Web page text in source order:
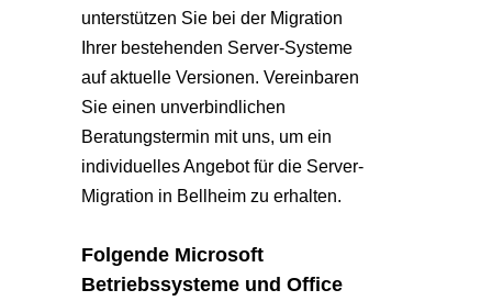
unterstützen Sie bei der Migration
Ihrer bestehenden Server-Systeme
auf aktuelle Versionen. Vereinbaren
Sie einen unverbindlichen
Beratungstermin mit uns, um ein
individuelles Angebot für die Server-
Migration in Bellheim zu erhalten.
Folgende Microsoft
Betriebssysteme und Office